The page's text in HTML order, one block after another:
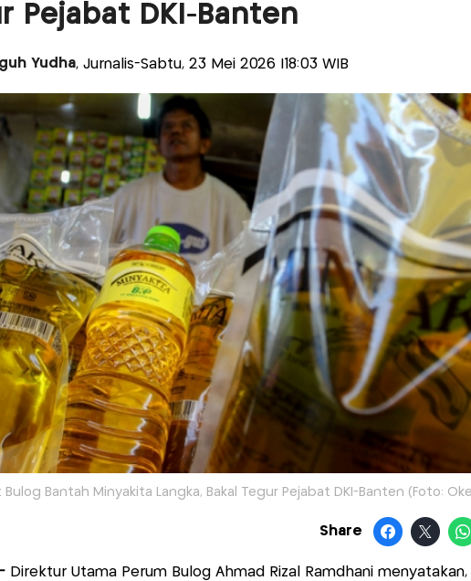
Pejabat DKI-Banten
Yudha, Jurnalis-Sabtu, 23 Mei 2026 |18:03 WIB
Bulog Bantah Minyakita Langka, Bakal Tegur Pejabat DKI-Banten (Foto:
Share
Direktur Utama Perum Bulog Ahmad Rizal Ramdhani